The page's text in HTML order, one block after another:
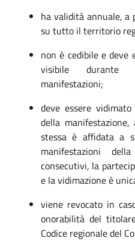
ha validità annuale, a
su tutto il territorio
non è cedibile e deve
visibile durante
manifestazioni;
deve essere
della
stessa è affidata a
manifestazioni
consecutivi, la
e la vidimazione è
viene revocato in
onorabilità del
Codice regionale del